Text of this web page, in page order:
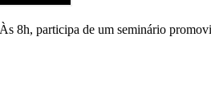
8h, participa de um seminário